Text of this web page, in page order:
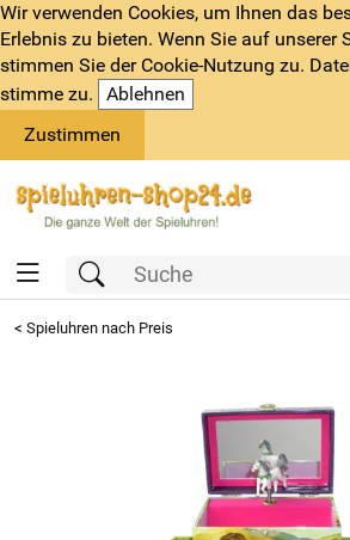
Wir verwenden Cookies, um Ihnen das
Erlebnis zu bieten. Wenn Sie auf unserer
stimmen Sie der Cookie-Nutzung zu.
stimme zu.
Ablehnen
Zustimmen
< Spieluhren nach Preis